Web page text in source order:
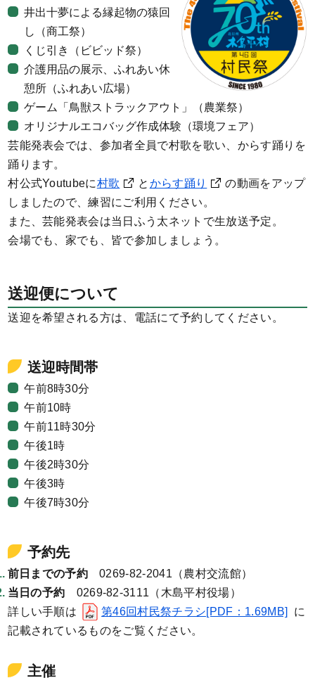
井出十夢による縁起物の猿回
し（商工祭）
くじ引き（ビビッド祭）
介護用品の展示、ふれあい休
憩所（ふれあい広場）
ゲーム「鳥獣ストラックアウト」（農業祭）
オリジナルエコバッグ作成体験（環境フェア）
芸能発表会では、参加者全員で村歌を歌い、からす踊りを
踊ります。
村公式Youtubeに村歌 と からす踊り
の動画をアップ
しましたので、練習にご利用ください。
また、芸能発表会は当日ふう太ネットで生放送予定。
会場でも、家でも、皆で参加しましょう。
送迎便について
送迎を希望される方は、電話にて予約してください。
送迎時間帯
午前8時30分
午前10時
午前11時30分
午後1時
午後2時30分
午後3時
午後7時30分
予約先
前日までの予約0269-82-2041（農村交流館）
当日の予約
0269-82-3111 （木島平村役場）
詳しい手順は
第46回村民祭チラシ[PDF：1.69MB]
に
記載されているものをご覧ください。
主催